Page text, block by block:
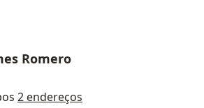
Romero
2 endereços